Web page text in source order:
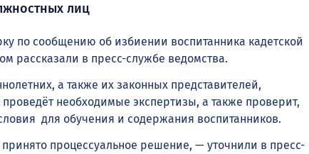
лиц
по сообщению об избиении воспитанника кадетской
рассказали в пресс-службе ведомства.
а также их законных представителей,
необходимые экспертизы, а также проверит,
для обучения и содержания воспитанников.
процессуальное решение, — уточнили в пресс-